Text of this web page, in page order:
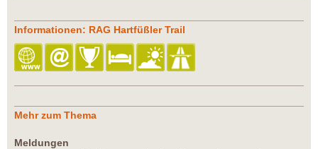
Informationen: RAG Hartfüßler Trail
Mehr zum Thema
Meldungen